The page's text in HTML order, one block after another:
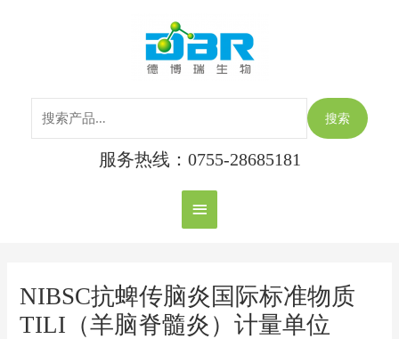
主
菜
单
搜索
服务热线：0755-28685181
NIBSC抗蜱传脑炎国际标准物质
TILI（羊脑脊髓炎）计量单位